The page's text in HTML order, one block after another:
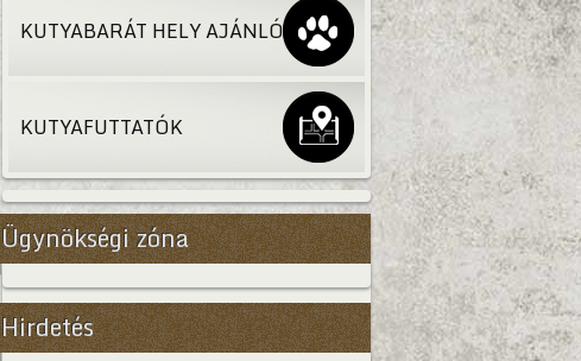
KUTYABARÁT HELY AJÁNLÓ
KUTYAFUTTATÓK
Ügynökségi zóna
Hirdetés